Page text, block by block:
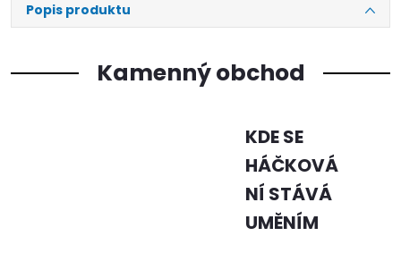
Popis produktu
Kamenný obchod
KDE SE
HÁČKOVÁ
NÍ STÁVÁ
UMĚNÍM